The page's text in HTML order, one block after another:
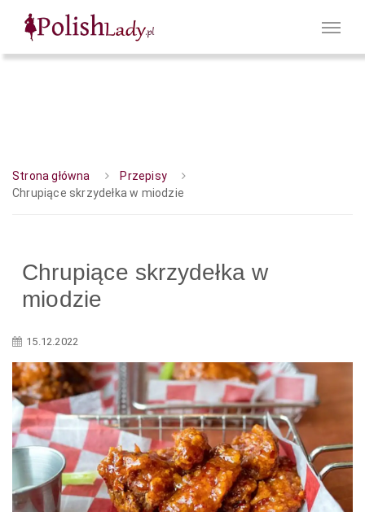
Strona główna
Przepisy
Chrupiące skrzydełka w miodzie
Chrupiące skrzydełka w
miodzie
15.12.2022